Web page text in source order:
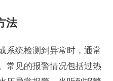
法
系统检测到异常时，通常
常见的报警情况包括过热